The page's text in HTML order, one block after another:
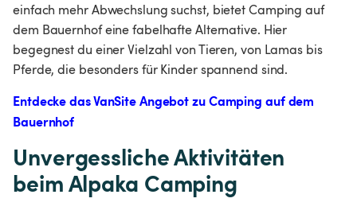
einfach mehr Abwechslung suchst, bietet Camping auf
dem Bauernhof eine fabelhafte Alternative. Hier
begegnest du einer Vielzahl von Tieren, von Lamas bis
Pferde, die besonders für Kinder spannend sind.
Entdecke das VanSite Angebot zu Camping auf dem
Bauernhof
Unvergessliche Aktivitäten
beim Alpaka Camping